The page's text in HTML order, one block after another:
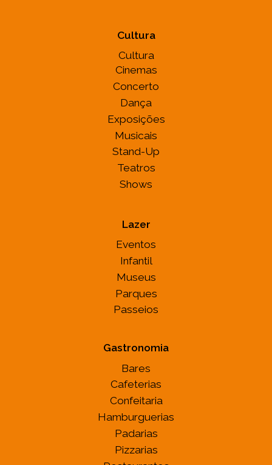
Cultura
Cultura
Cinemas
Concerto
Dança
Exposições
Musicais
Stand-Up
Teatros
Shows
Lazer
Eventos
Infantil
Museus
Parques
Passeios
Gastronomia
Bares
Cafeterias
Confeitaria
Hamburguerias
Padarias
Pizzarias